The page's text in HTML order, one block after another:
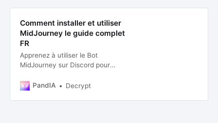
Comment installer et utiliser
MidJourney le guide complet
FR
Apprenez à utiliser le Bot
MidJourney sur Discord pour
à partir d’indications textuelles.
PandIA Decrypt